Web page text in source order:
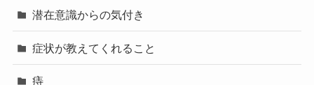
潜在意識からの気付き
症状が教えてくれること
痔